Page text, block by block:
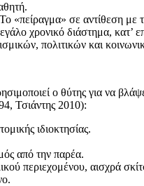
«πείραγμα» σε αντίθεση
χρονικό διάστημα, κατ’
πολιτικών και
ο θύτης για να
Τσιάντης 2010):
ιδιοκτησίας.
από την παρέα.
περιεχομένου, αισχρά